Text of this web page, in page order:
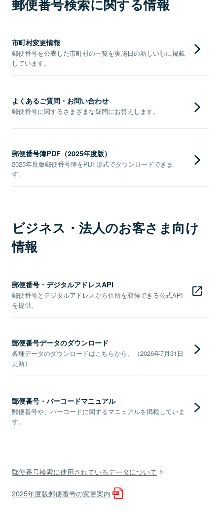
郵便番号検索に関する情報
市町村変更情報
郵便番号を公表した市町村の一覧を実施日の新しい順に掲載
しています。
よくあるご質問・お問い合わせ
郵便番号に関するさまざまな疑問にお答えします。
郵便番号簿PDF（2025年度版）
2025年度版郵便番号簿をPDF形式でダウンロードできま
す。
ビジネス・法人のお客さま向け
情報
郵便番号・デジタルアドレスAPI
郵便番号とデジタルアドレスから住所を取得できる公式API
を提供。
郵便番号データのダウンロード
各種データのダウンロードはこちらから。（2026年7月31日
更新）
郵便番号・バーコードマニュアル
郵便番号や、バーコードに関するマニュアルを掲載していま
す。
郵便番号検索に使用されているデータについて
2025年度版郵便番号の変更案内